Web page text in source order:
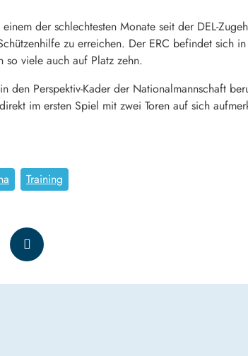
der schlechtesten Monate seit der DEL-
zu erreichen. Der ERC befindet sich
so viele auch auf Platz zehn.
den Perspektiv-Kader der Nationalmannschaft
im ersten Spiel mit zwei Toren auf sich
Training